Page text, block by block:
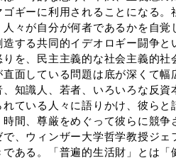
ギーに利用されることになる
々が自分が何者であるかを自
する共同的イデオロギー闘争と
を、民主主義的な社会主義的
面している問題は底が深くて
知識人、若者、いろいろな反
ている人々に語りかけ、彼ら
間、尊厳をめぐって彼らに競争
、ウィンザー大学哲学教授ジェ
ある。「普遍的生活財」とは